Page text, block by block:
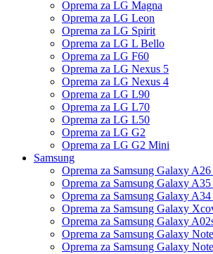
Oprema za LG Magna
Oprema za LG Leon
Oprema za LG Spirit
Oprema za LG L Bello
Oprema za LG F60
Oprema za LG Nexus 5
Oprema za LG Nexus 4
Oprema za LG L90
Oprema za LG L70
Oprema za LG L50
Oprema za LG G2
Oprema za LG G2 Mini
Samsung
Oprema za Samsung Galaxy
Oprema za Samsung Galaxy
Oprema za Samsung Galaxy
Oprema za Samsung Galaxy
Oprema za Samsung Galaxy
Oprema za Samsung Galaxy
Oprema za Samsung Galaxy